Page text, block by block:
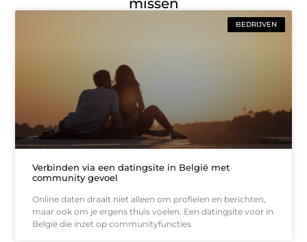
missen
BEDRIJVEN
Verbinden via een datingsite in België met
community gevoel
Online daten draait niet alleen om profielen en berichten,
maar ook om je ergens thuis voelen. Een datingsite voor in
België die inzet op communityfuncties